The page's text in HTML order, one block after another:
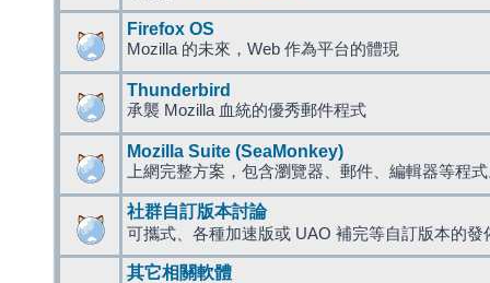
Firefox OS
Mozilla 的未來，Web 作為平台的體現
Thunderbird
承襲 Mozilla 血統的優秀郵件程式
Mozilla Suite (SeaMonkey)
上網完整方案，包含瀏覽器、郵件、編輯器等程
社群自訂版本討論
可攜式、各種加速版或 UAO 補完等自訂版本的發
其它相關軟體